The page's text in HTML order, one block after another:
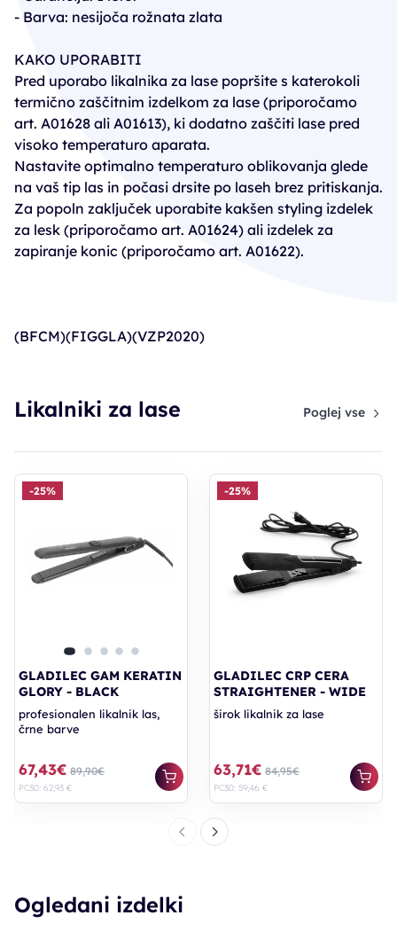
- Barva: nesijoča rožnata zlata
KAKO UPORABITI
Pred uporabo likalnika za lase popršite s katerokoli
termično zaščitnim izdelkom za lase (priporočamo
art. A01628 ali A01613), ki dodatno zaščiti lase pred
visoko temperaturo aparata.
Nastavite optimalno temperaturo oblikovanja glede
na vaš tip las in počasi drsite po laseh brez pritiskanja.
Za popoln zaključek uporabite kakšen styling izdelek
za lesk (priporočamo art. A01624) ali izdelek za
zapiranje konic (priporočamo art. A01622).
(BFCM)(FIGGLA)(VZP2020)
Likalniki za lase Poglej vse
-25%
GLADILEC GAM KERATIN
GLORY - BLACK
profesionalen likalnik las,
črne barve
67,43€ 89,90€
PC30: 62,93 €
-25%
GLADILEC CRP CERA
STRAIGHTENER - WIDE
širok likalnik za lase
63,71€ 84,95€
PC30: 59,46 €
Ogledani izdelki